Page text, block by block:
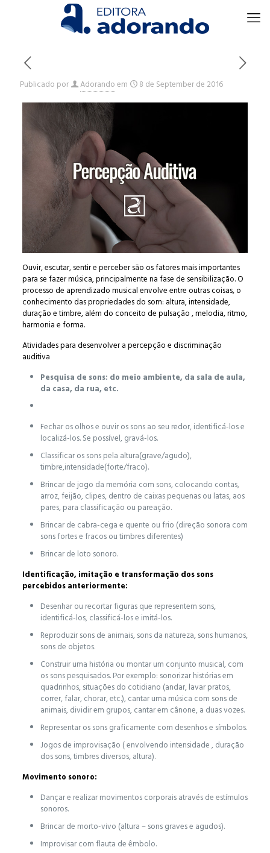
Publicado por Adorandoem 8 de September de 2016
Ouvir, escutar, sentir e perceber são os fatores mais importantes
para se fazer música, principalmente na fase de sensibilização. O
processo de aprendizado musical envolve entre outras coisas, o
conhecimento das propriedades do som: altura, intensidade,
duração e timbre, além do conceito de pulsação , melodia, ritmo,
harmonia e forma.
Atividades para desenvolver a percepção e discriminação
auditiva
Pesquisa de sons: do meio ambiente, da sala de aula,
da casa, da rua, etc.
Fechar os olhos e ouvir os sons ao seu redor, identificá-los e
localizá-los. Se possível, gravá-los.
Classificar os sons pela altura(grave/agudo),
timbre,intensidade(forte/fraco).
Brincar de jogo da memória com sons, colocando contas,
arroz, feijão, clipes, dentro de caixas pequenas ou latas, aos
pares, para classificação ou pareação.
Brincar de cabra-cega e quente ou frio (direção sonora com
sons fortes e fracos ou timbres diferentes)
Brincar de loto sonoro.
Identificação, imitação e transformação dos sons
percebidos anteriormente:
Desenhar ou recortar figuras que representem sons,
identificá-los, classificá-los e imitá-los.
Reproduzir sons de animais, sons da natureza, sons humanos,
sons de objetos.
Construir uma história ou montar um conjunto musical, com
os sons pesquisados. Por exemplo: sonorizar histórias em
quadrinhos, situações do cotidiano (andar, lavar pratos,
correr, falar, chorar, etc.), cantar uma música com sons de
animais, dividir em grupos, cantar em cânone, a duas vozes.
Representar os sons graficamente com desenhos e símbolos.
Jogos de improvisação ( envolvendo intensidade , duração
dos sons, timbres diversos, altura).
Movimento sonoro:
Dançar e realizar movimentos corporais através de estímulos
sonoros.
Brincar de morto-vivo (altura – sons graves e agudos).
Improvisar com flauta de êmbolo.